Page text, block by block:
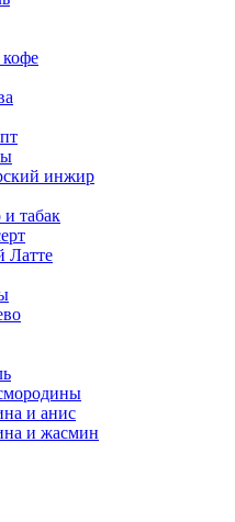
инжир
и табак
Латте
и анис
и жасмин